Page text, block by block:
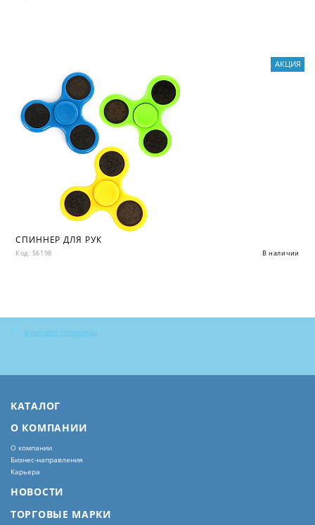
СПИННЕР ДЛЯ РУК
Код: 56198 В наличии
АКЦИЯ
в начало страницы
КАТАЛОГ
О КОМПАНИИ
О компании
Бизнес-направления
Карьера
НОВОСТИ
ТОРГОВЫЕ МАРКИ